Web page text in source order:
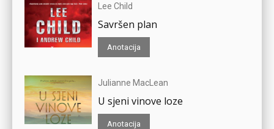
Lee Child
Savršen plan
Anotacija
Julianne MacLean
U sjeni vinove loze
Anotacija